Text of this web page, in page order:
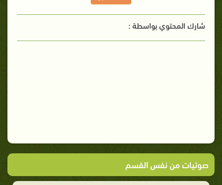
شارك المحتوي بواسطة :
صوتيات من نفس القسم